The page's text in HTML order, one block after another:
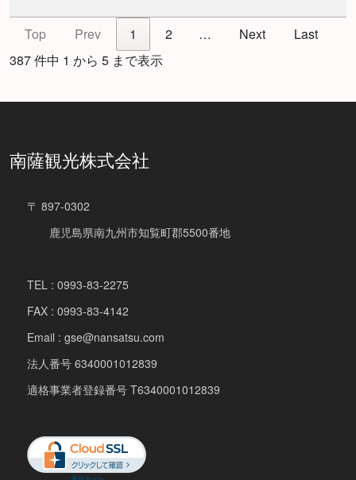
Top Prev 1 2 … Next
Last
387 件中 1 から 5 まで表示
南薩観光株式会社
〒 897-0302
鹿児島県南九州市知覧町郡5500番地
TEL : 0993-83-2275
FAX : 0993-83-4142
Email : gse@nansatsu.com
法人番号 6340001012839
適格事業者登録番号 T6340001012839